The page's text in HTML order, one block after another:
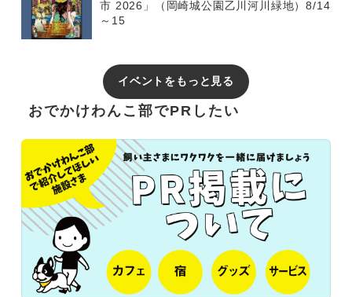
市 2026」（岡崎城公園乙川河川緑地）8/14
～15
イベントをもっと見る
おでかけわんこ部でPRしたい